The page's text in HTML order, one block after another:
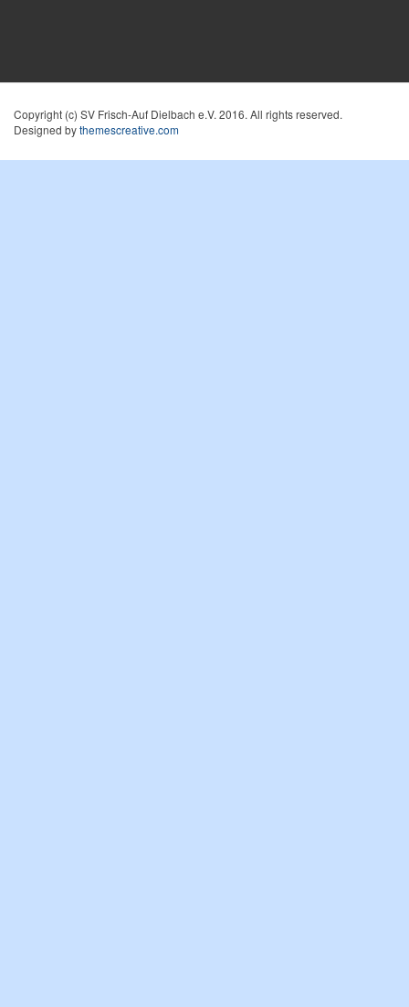
Copyright (c) SV Frisch-Auf Dielbach e.V. 2016. All rights reserved.
Designed bythemescreative.com